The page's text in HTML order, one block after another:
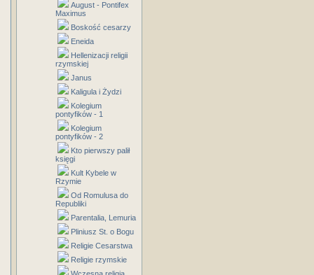
August - Pontifex
Maximus
Boskość cesarzy
Eneida
Hellenizacji religii
rzymskiej
Janus
Kaligula i Żydzi
Kolegium
pontyfików - 1
Kolegium
pontyfików - 2
Kto pierwszy palił
księgi
Kult Kybele w
Rzymie
Od Romulusa do
Republiki
Parentalia, Lemuria
Pliniusz St. o Bogu
Religie Cesarstwa
Religie rzymskie